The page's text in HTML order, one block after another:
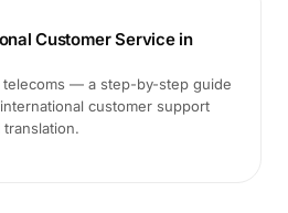
Customer Service in
telecoms — a step-by-step guide
customer support